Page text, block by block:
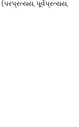
(પરપ્રત્યય, પૂર્વપ્રત્યય,